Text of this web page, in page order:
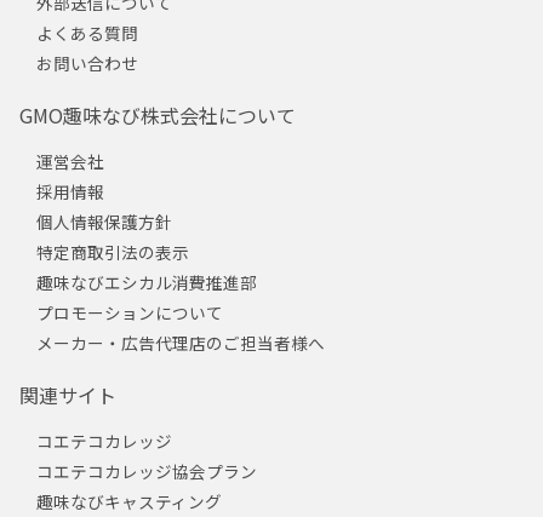
よくある質問
お問い合わせ
GMO趣味なび株式会社について
運営会社
採用情報
個人情報保護方針
特定商取引法の表示
趣味なびエシカル消費推進部
プロモーションについて
メーカー・広告代理店のご担当者様へ
関連サイト
コエテコカレッジ
コエテコカレッジ協会プラン
趣味なびキャスティング